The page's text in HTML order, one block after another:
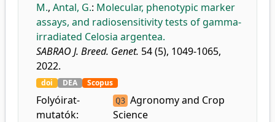
M., Antal, G.: Molecular, phenotypic marker
assays, and radiosensitivity tests of gamma-
irradiated Celosia argentea.
SABRAO J. Breed. Genet. 54 (5), 1049-1065,
2022.
doi DEA Scopus
Folyóirat-
mutatók:
Q3 Agronomy and Crop
Science